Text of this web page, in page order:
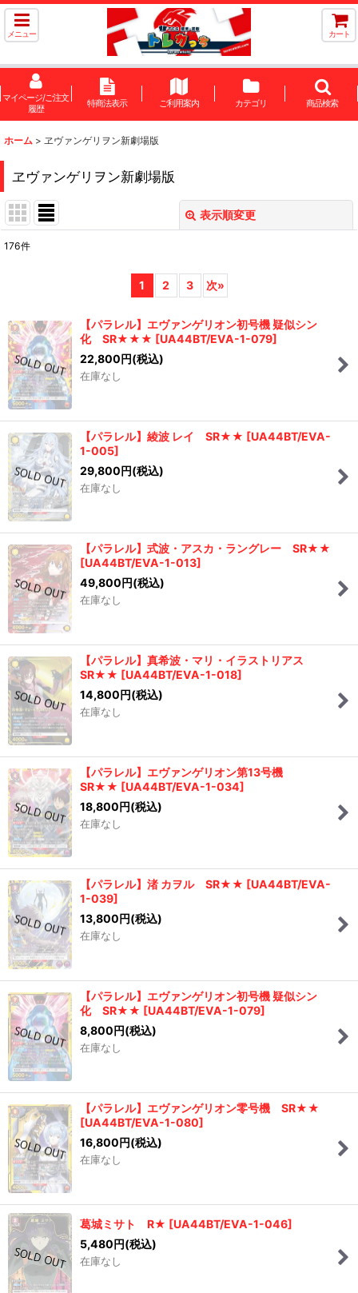
メニュー カート
マイページ/ご注文
履歴
特商法表示 ご利用案内 カテゴリ 商品検索
ホーム > ヱヴァンゲリヲン新劇場版
ヱヴァンゲリヲン新劇場版
表示順変更
在庫あり
並び順:
絞り込む
176件
1 2 3 次»
【パラレル】エヴァンゲリオン初号機 疑似シン
化 SR★★★ [UA44BT/EVA-1-079]
22,800円(税込)
在庫なし
【パラレル】綾波 レイ SR★★ [UA44BT/EVA-
1-005]
29,800円(税込)
在庫なし
【パラレル】式波・アスカ・ラングレー SR★★
[UA44BT/EVA-1-013]
49,800円(税込)
在庫なし
【パラレル】真希波・マリ・イラストリアス
SR★★ [UA44BT/EVA-1-018]
14,800円(税込)
在庫なし
【パラレル】エヴァンゲリオン第13号機
SR★★ [UA44BT/EVA-1-034]
18,800円(税込)
在庫なし
【パラレル】渚 カヲル SR★★ [UA44BT/EVA-
1-039]
13,800円(税込)
在庫なし
【パラレル】エヴァンゲリオン初号機 疑似シン
化 SR★★ [UA44BT/EVA-1-079]
8,800円(税込)
在庫なし
【パラレル】エヴァンゲリオン零号機 SR★★
[UA44BT/EVA-1-080]
16,800円(税込)
在庫なし
葛城ミサト R★ [UA44BT/EVA-1-046]
5,480円(税込)
在庫なし